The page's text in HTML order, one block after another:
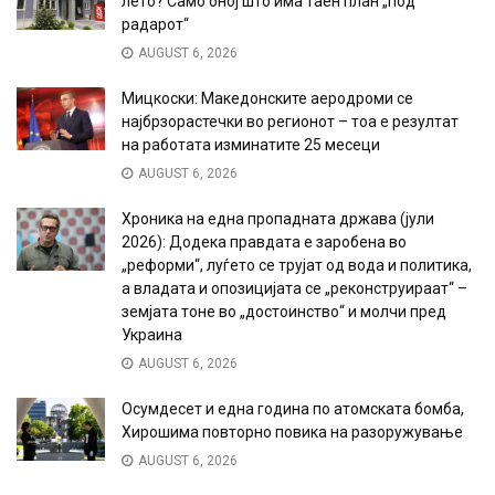
радарот“
AUGUST 6, 2026
Мицкоски: Македонските аеродроми се
најбрзорастечки во регионот – тоа е резултат
на работата изминатите 25 месеци
AUGUST 6, 2026
Хроника на една пропадната држава (јули
2026): Додека правдата е заробена во
„реформи“, луѓето се трујат од вода и политика,
а владата и опозицијата се „реконструираат“ –
земјата тоне во „достоинство“ и молчи пред
Украина
AUGUST 6, 2026
Осумдесет и една година по атомската бомба,
Хирошима повторно повика на разоружување
AUGUST 6, 2026